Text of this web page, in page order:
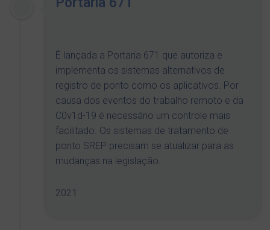
É lançada a Portaria 671 que autoriza e
implementa os sistemas alternativos de
registro de ponto como os aplicativos. Por
causa dos eventos do trabalho remoto e da
C0v1d-19 é necessário um controle mais
facilitado. Os sistemas de tratamento de
ponto SREP precisam se atualizar para as
mudanças na legislação.
2021